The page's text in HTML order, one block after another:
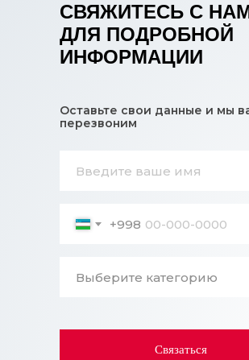
СВЯЖИТЕСЬ С
ДЛЯ ПОДРОБНОЙ
ИНФОРМАЦИИ
Оставьте свои данные и мы
перезвоним
+998
Связаться